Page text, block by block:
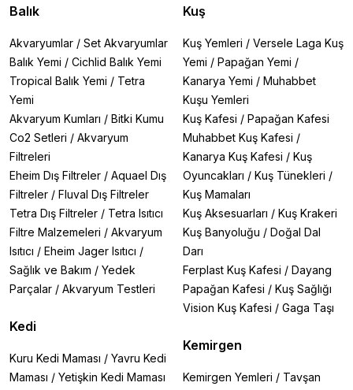
Balık
Akvaryumlar / Set Akvaryumlar
Balık Yemi / Cichlid Balık Yemi
Tropical Balık Yemi / Tetra
Yemi
Akvaryum Kumları / Bitki Kumu
Co2 Setleri / Akvaryum
Filtreleri
Eheim Dış Filtreler / Aquael Dış
Filtreler / Fluval Dış Filtreler
Tetra Dış Filtreler / Tetra Isıtıcı
Filtre Malzemeleri / Akvaryum
Isıtıcı / Eheim Jager Isıtıcı /
Sağlık ve Bakım / Yedek
Parçalar / Akvaryum Testleri
Kedi
Kuru Kedi Maması / Yavru Kedi
Maması / Yetişkin Kedi Maması
Kuş
Kuş Yemleri / Versele Laga Kuş
Yemi / Papağan Yemi /
Kanarya Yemi / Muhabbet
Kuşu Yemleri
Kuş Kafesi / Papağan Kafesi
Muhabbet Kuş Kafesi /
Kanarya Kuş Kafesi / Kuş
Oyuncakları / Kuş Tünekleri /
Kuş Mamaları
Kuş Aksesuarları / Kuş Krakeri
Kuş Banyoluğu / Doğal Dal
Darı
Ferplast Kuş Kafesi / Dayang
Papağan Kafesi / Kuş Sağlığı
Vision Kuş Kafesi / Gaga Taşı
Kemirgen
Kemirgen Yemleri / Tavşan